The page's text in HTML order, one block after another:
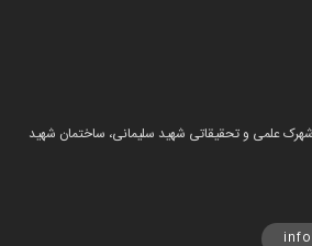
شهرک علمی و تحقیقاتی شهید سلیمانی، ساختمان شهید